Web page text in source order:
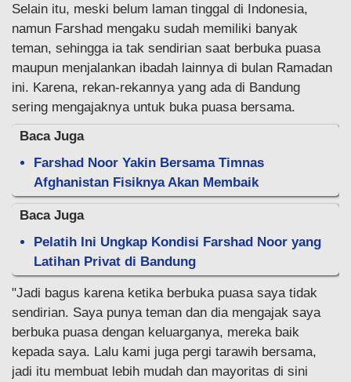
Selain itu, meski belum laman tinggal di Indonesia,
namun Farshad mengaku sudah memiliki banyak
teman, sehingga ia tak sendirian saat berbuka puasa
maupun menjalankan ibadah lainnya di bulan Ramadan
ini. Karena, rekan-rekannya yang ada di Bandung
sering mengajaknya untuk buka puasa bersama.
Baca Juga
Farshad Noor Yakin Bersama Timnas
Afghanistan Fisiknya Akan Membaik
Baca Juga
Pelatih Ini Ungkap Kondisi Farshad Noor yang
Latihan Privat di Bandung
"Jadi bagus karena ketika berbuka puasa saya tidak
sendirian. Saya punya teman dan dia mengajak saya
berbuka puasa dengan keluarganya, mereka baik
kepada saya. Lalu kami juga pergi tarawih bersama,
jadi itu membuat lebih mudah dan mayoritas di sini